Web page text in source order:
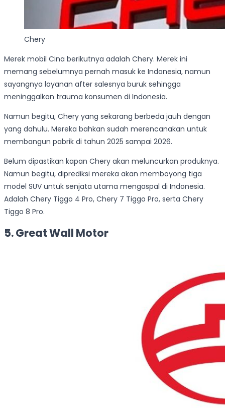
Chery
Merek mobil Cina berikutnya adalah Chery. Merek ini
memang sebelumnya pernah masuk ke Indonesia, namun
sayangnya layanan after salesnya buruk sehingga
meninggalkan trauma konsumen di Indonesia.
Namun begitu, Chery yang sekarang berbeda jauh dengan
yang dahulu. Mereka bahkan sudah merencanakan untuk
membangun pabrik di tahun 2025 sampai 2026.
Belum dipastikan kapan Chery akan meluncurkan produknya.
Namun begitu, diprediksi mereka akan memboyong tiga
model SUV untuk senjata utama mengaspal di Indonesia.
Adalah Chery Tiggo 4 Pro, Chery 7 Tiggo Pro, serta Chery
Tiggo 8 Pro.
5. Great Wall Motor